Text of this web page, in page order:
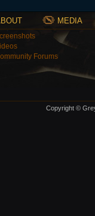
MEDIA
Forums
Copyright ©